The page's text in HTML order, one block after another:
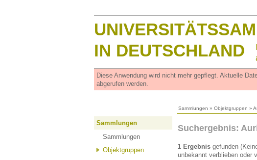
IN DEUTSCHLAND
Diese Anwendung wird nicht mehr gepflegt. Aktuelle
abgerufen werden.
Sammlungen » Objektgruppen »
Sammlungen
Sammlungen
Objektgruppen
Suchergebnis:
1 Ergebnis gefunden
unbekannt verblieben oder